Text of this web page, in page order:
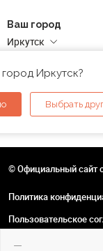
Ваш город
Иркутск
Иркутск?
Выбрать
© Официальный сайт
Политика
Пользовательское